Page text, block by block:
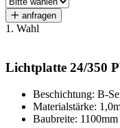
anfragen
1. Wahl
Lichtplatte 24/350
Beschichtung: B-
Materialstärke:
Baubreite: 1100mm